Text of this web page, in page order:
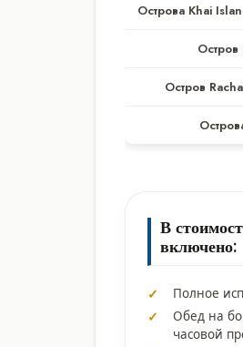
Острова Khai
Остров
Остров
В
включено:
Полное
Обед на
часовой